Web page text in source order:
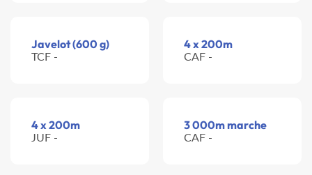
Javelot (600 g)
TCF -
4 x 200m
CAF -
4 x 200m
JUF -
3 000m marche
CAF -